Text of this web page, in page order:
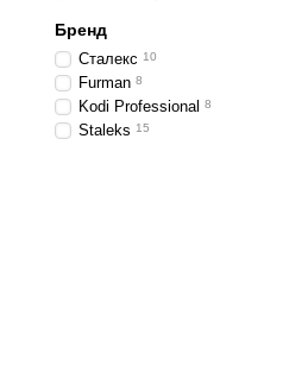
Бренд
Сталекс 10
Furman 8
Kodi Professional 8
Staleks 15